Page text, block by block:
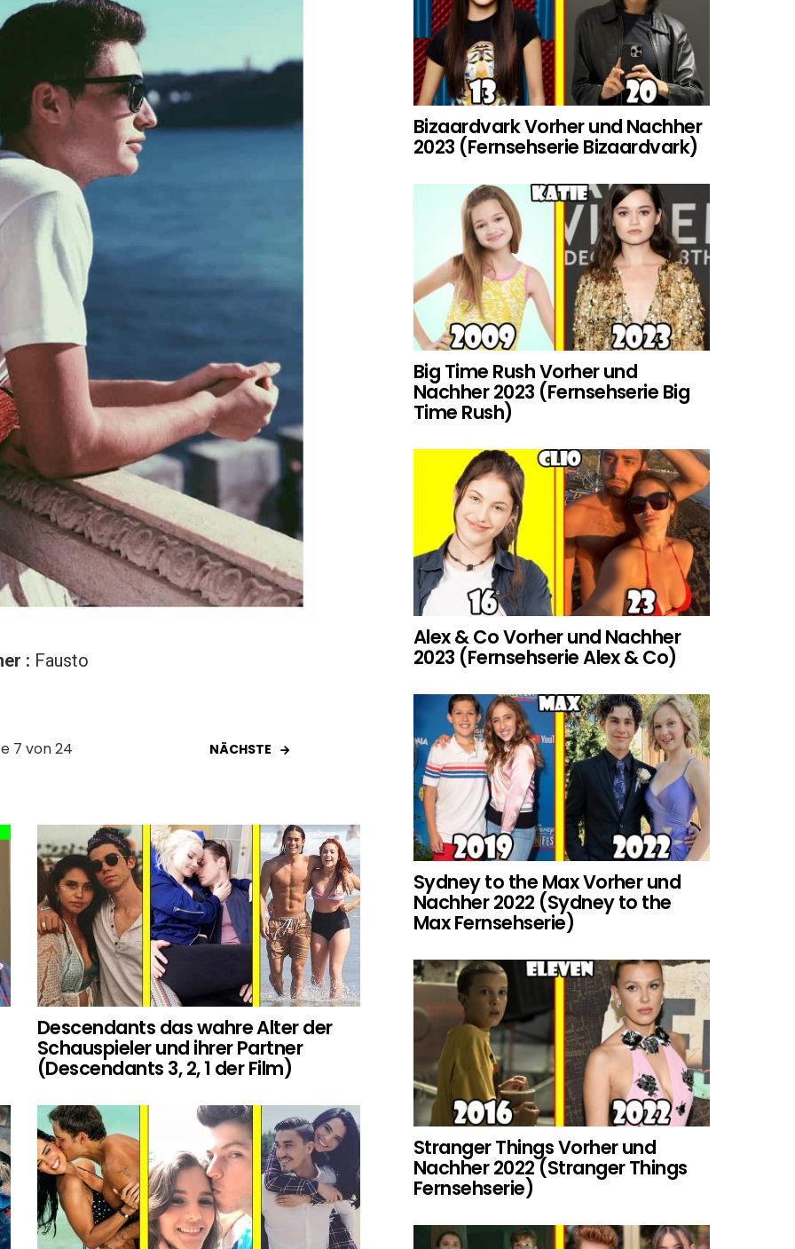
: Fausto
7 von 24 NÄCHSTE
Descendants das wahre Alter der
Schauspieler und ihrer Partner
(Descendants 3, 2, 1 der Film)
Bizaardvark Vorher und Nachher
2023 (Fernsehserie Bizaardvark)
Big Time Rush Vorher und
Nachher 2023 (Fernsehserie Big
Time Rush)
Alex & Co Vorher und Nachher
2023 (Fernsehserie Alex & Co)
Sydney to the Max Vorher und
Nachher 2022 (Sydney to the
Max Fernsehserie)
Stranger Things Vorher und
Nachher 2022 (Stranger Things
Fernsehserie)